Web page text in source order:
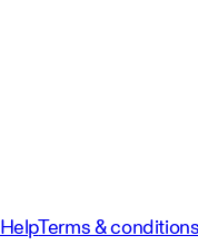
HelpTerms &